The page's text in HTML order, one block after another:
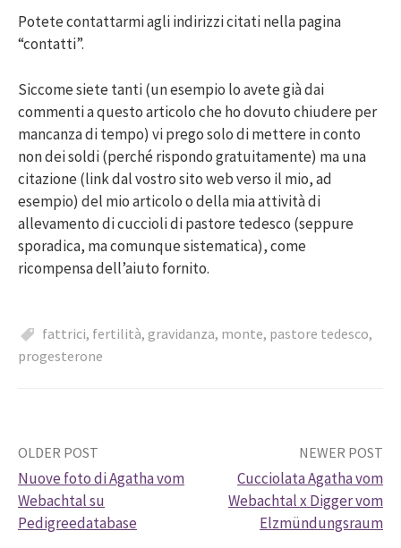
Potete contattarmi agli indirizzi citati nella pagina
“contatti”.
Siccome siete tanti (un esempio lo avete già dai
commenti a questo articolo che ho dovuto chiudere per
mancanza di tempo) vi prego solo di mettere in conto
non dei soldi (perché rispondo gratuitamente) ma una
citazione (link dal vostro sito web verso il mio, ad
esempio) del mio articolo o della mia attività di
allevamento di cuccioli di pastore tedesco (seppure
sporadica, ma comunque sistematica), come
ricompensa dell’aiuto fornito.
fattrici, fertilità, gravidanza, monte, pastore tedesco,
progesterone
Post
navigation
OLDER POST
Nuove foto di Agatha vom
Webachtal su
Pedigreedatabase
NEWER POST
Cucciolata Agatha vom
Webachtal x Digger vom
Elzmündungsraum